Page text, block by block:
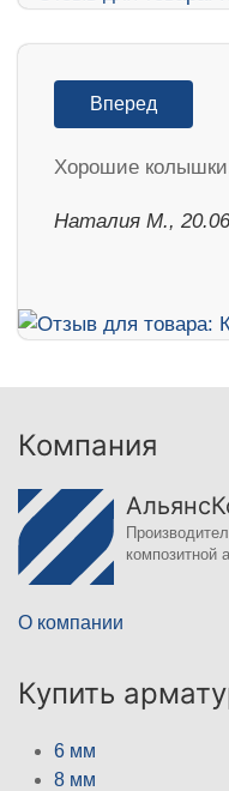
Вперед
Хорошие
Наталия М.,
Компания
композитной
О компании
Купить
6 мм
8 мм